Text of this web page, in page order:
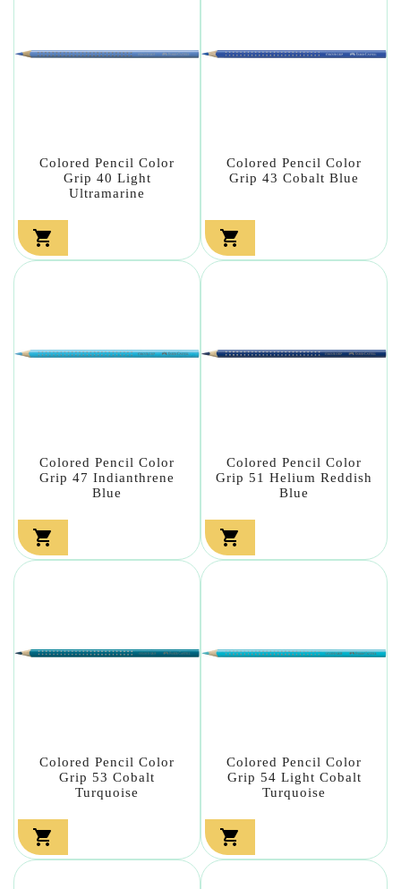
Colored Pencil Color
Grip 40 Light
Ultramarine

Colored Pencil Color
Grip 43 Cobalt Blue

Colored Pencil Color
Grip 47 Indianthrene
Blue

Colored Pencil Color
Grip 51 Helium Reddish
Blue

Colored Pencil Color
Grip 53 Cobalt
Turquoise

Colored Pencil Color
Grip 54 Light Cobalt
Turquoise
